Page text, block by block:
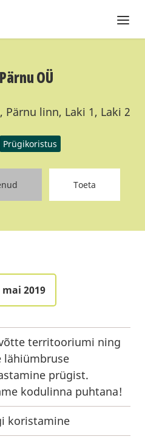
OÜ
Pärnu linn, Laki 1, Laki 2
Prügikoristus
Toeta
2019
territooriumi ning
lähiümbruse
prügist.
kodulinna puhtana!
koristamine